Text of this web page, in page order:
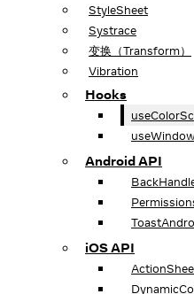
StyleSheet
Systrace
变换（Transform）
Vibration
Hooks
Android API
iOS API